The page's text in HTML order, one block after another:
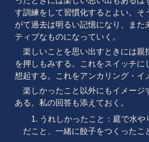
す訓練をして習慣化するとよい。そ
がて過去は明るい記憶になり、また
ティブなものになっていく。
楽しいことを思い出すときには親
を押しもみする。これをスイッチに
想起する。これをアンカリング・イ
楽しかったこと以外にもイメージ
ある。私の回答も添えておく。
1. うれしかったこと：庭で水や
だこと、一緒に餃子をつくったこ